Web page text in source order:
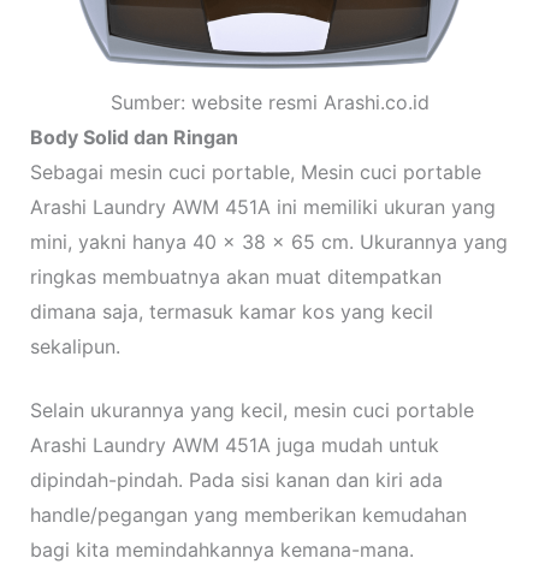
Sumber: website resmi Arashi.co.id
Body Solid dan Ringan
Sebagai mesin cuci portable, Mesin cuci portable
Arashi Laundry AWM 451A ini memiliki ukuran yang
mini, yakni hanya 40 x 38 x 65 cm. Ukurannya yang
ringkas membuatnya akan muat ditempatkan
dimana saja, termasuk kamar kos yang kecil
sekalipun.
Selain ukurannya yang kecil, mesin cuci portable
Arashi Laundry AWM 451A juga mudah untuk
dipindah-pindah. Pada sisi kanan dan kiri ada
handle/pegangan yang memberikan kemudahan
bagi kita memindahkannya kemana-mana.